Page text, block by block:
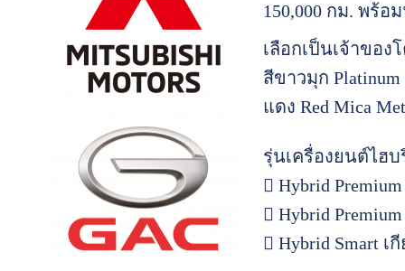
150,000 กม. พร้อ
เลือกเป็นเจ้าของ
สีขาวมุก Platinum
แดง Red Mica
รุ่นเครื่องยนต์ไฮบ
 Hybrid
 Hybrid
 Hybrid Smart